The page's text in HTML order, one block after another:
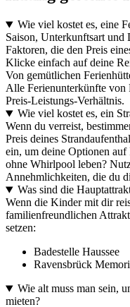
Wie viel kostet es, eine
Saison, Unterkunftsart und
Faktoren, die den Preis
Klicke einfach auf deine
Von gemütlichen
Alle Ferienunterkünfte von
Preis-Leistungs-Verhältnis.
Wie viel kostet es, ein
Wenn du verreist,
Preis deines
ein, um deine Optionen
ohne Whirlpool leben?
Annehmlichkeiten, die du
Was sind die
Wenn die Kinder mit dir
familienfreundlichen
setzen:
Badestelle Haussee
Ravensbrück
Wie alt muss man sein,
mieten?